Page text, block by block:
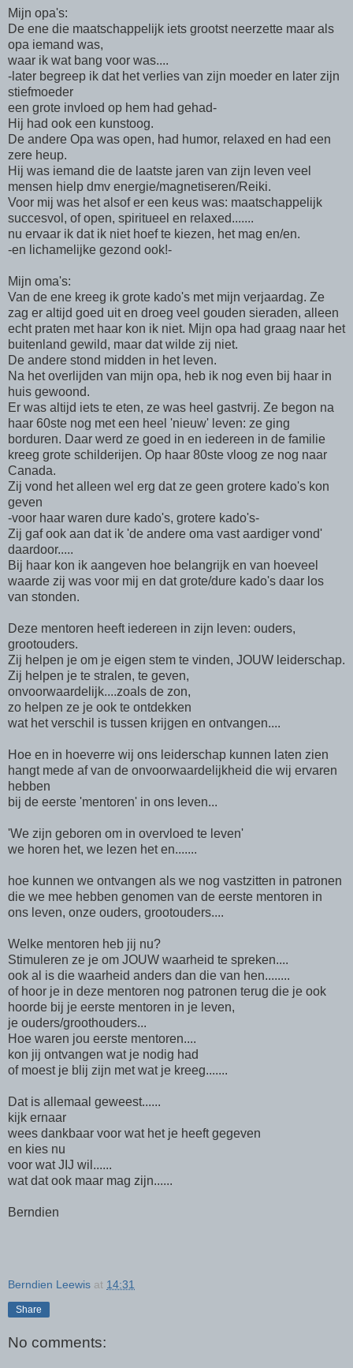
Mijn opa's:
De ene die maatschappelijk iets grootst neerzette maar als
opa iemand was,
waar ik wat bang voor was....
-later begreep ik dat het verlies van zijn moeder en later zijn
stiefmoeder
een grote invloed op hem had gehad-
Hij had ook een kunstoog.
De andere Opa was open, had humor, relaxed en had een
zere heup.
Hij was iemand die de laatste jaren van zijn leven veel
mensen hielp dmv energie/magnetiseren/Reiki.
Voor mij was het alsof er een keus was: maatschappelijk
succesvol, of open, spiritueel en relaxed.......
nu ervaar ik dat ik niet hoef te kiezen, het mag en/en.
-en lichamelijke gezond ook!-
Mijn oma's:
Van de ene kreeg ik grote kado's met mijn verjaardag. Ze
zag er altijd goed uit en droeg veel gouden sieraden, alleen
echt praten met haar kon ik niet. Mijn opa had graag naar het
buitenland gewild, maar dat wilde zij niet.
De andere stond midden in het leven.
Na het overlijden van mijn opa, heb ik nog even bij haar in
huis gewoond.
Er was altijd iets te eten, ze was heel gastvrij. Ze begon na
haar 60ste nog met een heel 'nieuw' leven: ze ging
borduren. Daar werd ze goed in en iedereen in de familie
kreeg grote schilderijen. Op haar 80ste vloog ze nog naar
Canada.
Zij vond het alleen wel erg dat ze geen grotere kado's kon
geven
-voor haar waren dure kado's, grotere kado's-
Zij gaf ook aan dat ik 'de andere oma vast aardiger vond'
daardoor.....
Bij haar kon ik aangeven hoe belangrijk en van hoeveel
waarde zij was voor mij en dat grote/dure kado's daar los
van stonden.
Deze mentoren heeft iedereen in zijn leven: ouders,
grootouders.
Zij helpen je om je eigen stem te vinden, JOUW leiderschap.
Zij helpen je te stralen, te geven,
onvoorwaardelijk....zoals de zon,
zo helpen ze je ook te ontdekken
wat het verschil is tussen krijgen en ontvangen....
Hoe en in hoeverre wij ons leiderschap kunnen laten zien
hangt mede af van de onvoorwaardelijkheid die wij ervaren
hebben
bij de eerste 'mentoren' in ons leven...
'We zijn geboren om in overvloed te leven'
we horen het, we lezen het en.......
hoe kunnen we ontvangen als we nog vastzitten in patronen
die we mee hebben genomen van de eerste mentoren in
ons leven, onze ouders, grootouders....
Welke mentoren heb jij nu?
Stimuleren ze je om JOUW waarheid te spreken....
ook al is die waarheid anders dan die van hen........
of hoor je in deze mentoren nog patronen terug die je ook
hoorde bij je eerste mentoren in je leven,
je ouders/groothouders...
Hoe waren jou eerste mentoren....
kon jij ontvangen wat je nodig had
of moest je blij zijn met wat je kreeg.......
Dat is allemaal geweest......
kijk ernaar
wees dankbaar voor wat het je heeft gegeven
en kies nu
voor wat JIJ wil......
wat dat ook maar mag zijn......
Berndien
Berndien Leewis at 14:31
Share
No comments: